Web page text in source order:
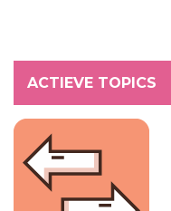
ACTIEVE TOPICS